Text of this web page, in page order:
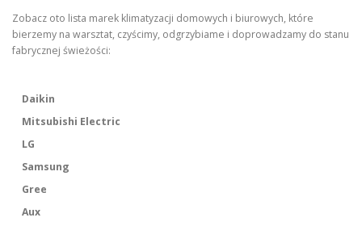
Zobacz oto lista marek klimatyzacji domowych i biurowych, które
bierzemy na warsztat, czyścimy, odgrzybiame i doprowadzamy do stanu
fabrycznej świeżości:
Daikin
Mitsubishi Electric
LG
Samsung
Gree
Aux